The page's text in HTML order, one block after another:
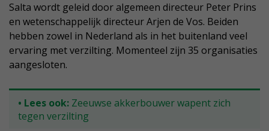
Salta wordt geleid door algemeen directeur Peter Prins
en wetenschappelijk directeur Arjen de Vos. Beiden
hebben zowel in Nederland als in het buitenland veel
ervaring met verzilting. Momenteel zijn 35 organisaties
aangesloten.
• Lees ook: Zeeuwse akkerbouwer wapent zich
tegen verzilting